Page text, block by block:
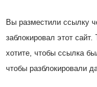
Вы разместили ссылку
заблокировал этот
хотите, чтобы ссылка
чтобы разблокировали